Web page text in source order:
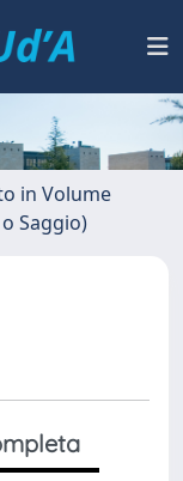
in Volume
Saggio)